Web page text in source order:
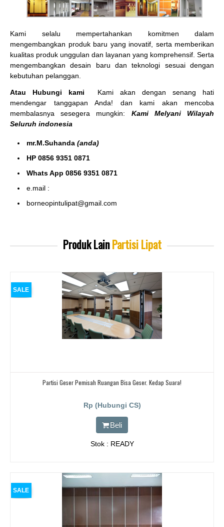
Kami selalu mempertahankan komitmen dalam
mengembangkan produk baru yang inovatif, serta memberikan
kualitas produk unggulan dan layanan yang komprehensif. Serta
mengembangkan desain baru dan teknologi sesuai dengan
kebutuhan pelanggan.
Atau Hubungi kami
Kami akan dengan senang hati
mendengar tanggapan Anda! dan kami akan mencoba
membalasnya sesegera mungkin: Kami Melyani Wilayah
Seluruh indonesia
mr.M.Suhanda (anda)
HP 0856 9351 0871
Whats App 0856 9351 0871
e.mail :
borneopintulipat@gmail.com
Produk LainPartisi Lipat
SALE
Partisi Geser Pemisah Ruangan Bisa Geser. Kedap Suara!
Rp (Hubungi CS)
Beli
Stok : READY
SALE